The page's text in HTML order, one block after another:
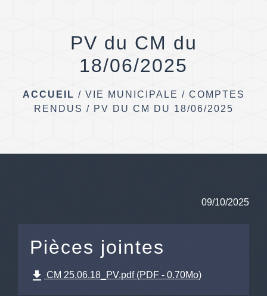
PV du CM du
18/06/2025
ACCUEIL / VIE MUNICIPALE / COMPTES
RENDUS / PV DU CM DU 18/06/2025
09/10/2025
Pièces jointes
file_download CM 25.06.18_PV.pdf (PDF - 0.70Mo)